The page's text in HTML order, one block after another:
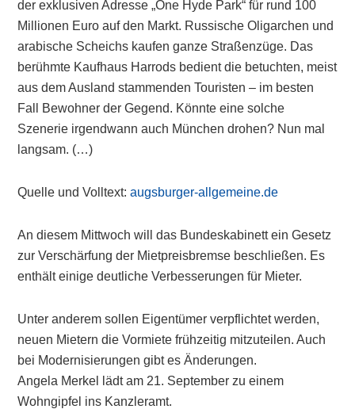
der exklusiven Adresse „One Hyde Park“ für rund 100
Millionen Euro auf den Markt. Russische Oligarchen und
arabische Scheichs kaufen ganze Straßenzüge. Das
berühmte Kaufhaus Harrods bedient die betuchten, meist
aus dem Ausland stammenden Touristen – im besten
Fall Bewohner der Gegend. Könnte eine solche
Szenerie irgendwann auch München drohen? Nun mal
langsam. (…)
Quelle und Volltext:augsburger-allgemeine.de
An diesem Mittwoch will das Bundeskabinett ein Gesetz
zur Verschärfung der Mietpreisbremse beschließen. Es
enthält einige deutliche Verbesserungen für Mieter.
Unter anderem sollen Eigentümer verpflichtet werden,
neuen Mietern die Vormiete frühzeitig mitzuteilen. Auch
bei Modernisierungen gibt es Änderungen.
Angela Merkel lädt am 21. September zu einem
Wohngipfel ins Kanzleramt.